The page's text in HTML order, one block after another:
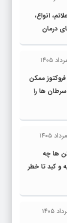
انواع،
درمان
ممکن
ها را
ها چه
و کبد تا خطر